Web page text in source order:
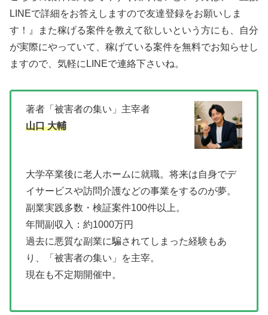
LINEで詳細をお答えしますので友達登録をお願いしま
す！』
また稼げる案件を教えて欲しいという方にも、自分
が実際にやっていて、稼げている案件を無料でお知らせし
ますので、気軽にLINEで連絡下さいね。
著者「被害者の集い」主宰者
山口 大輔
大学卒業後に老人ホームに就職。将来は自身でデ
イサービスや訪問介護などの事業をするのが夢。
副業実践多数・検証案件100件以上。
年間副収入：約1000万円
過去に悪質な副業に騙されてしまった経験もあ
り、「被害者の集い」を主宰。
現在も不定期開催中。